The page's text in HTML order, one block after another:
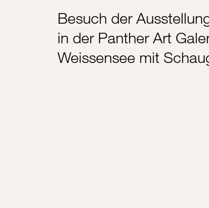
Besuch der
in der Panther Art
Weissensee mit